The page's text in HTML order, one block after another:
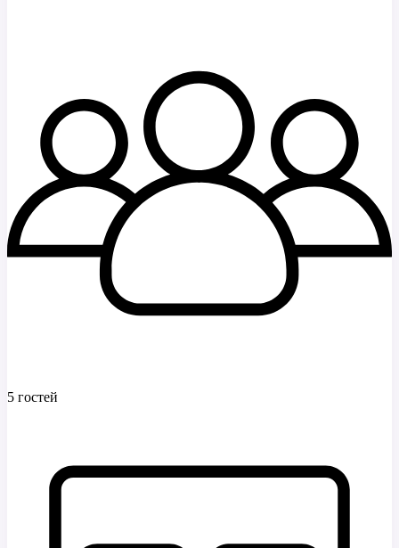
5 гостей